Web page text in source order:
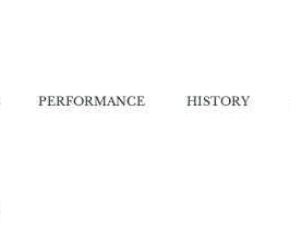
PERFORMANCE HISTORY